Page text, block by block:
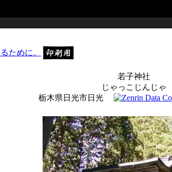
若子神社
じゃっこじんじゃ
栃木県日光市日光